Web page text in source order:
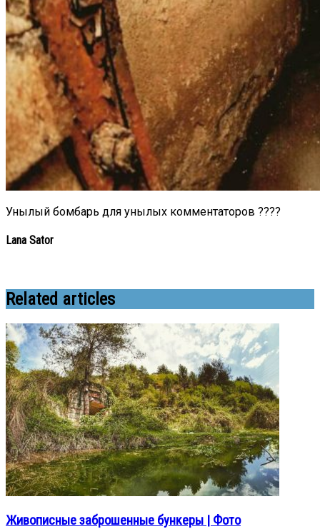
Унылый бомбарь для унылых комментаторов ????
Lana Sator
Related articles
Живописные заброшенные бункеры | Фото